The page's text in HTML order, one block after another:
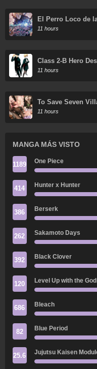
El Perro Loco de
11 hours
Class 2-B Hero
11 hours
To Save Seven
11 hours
MANGA MÁS VISTO
1189 One Piece
414 Hunter x Hunter
386 Berserk
262 Sakamoto Days
392 Black Clover
120 Level Up with the
686 Bleach
82 Blue Period
25.6 Jujutsu Kaisen